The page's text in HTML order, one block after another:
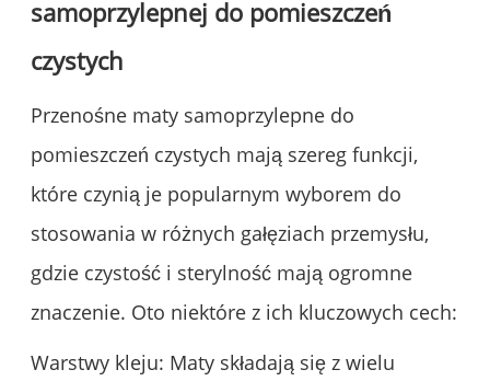
samoprzylepnej do pomieszczeń
czystych
Przenośne maty samoprzylepne do
pomieszczeń czystych mają szereg funkcji,
które czynią je popularnym wyborem do
stosowania w różnych gałęziach przemysłu,
gdzie czystość i sterylność mają ogromne
znaczenie. Oto niektóre z ich kluczowych cech:
Warstwy kleju: Maty składają się z wielu